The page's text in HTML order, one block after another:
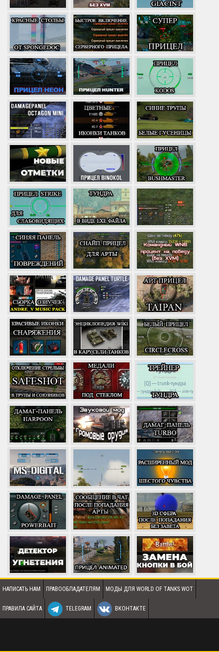
НАПИСАТЬ НАМ ПРАВООБЛАДАТЕЛЯМ МОДЫ ДЛЯ WORLD OF TANKS WOT
ПРАВИЛА САЙТА TELEGRAM ВКОНТАКТЕ